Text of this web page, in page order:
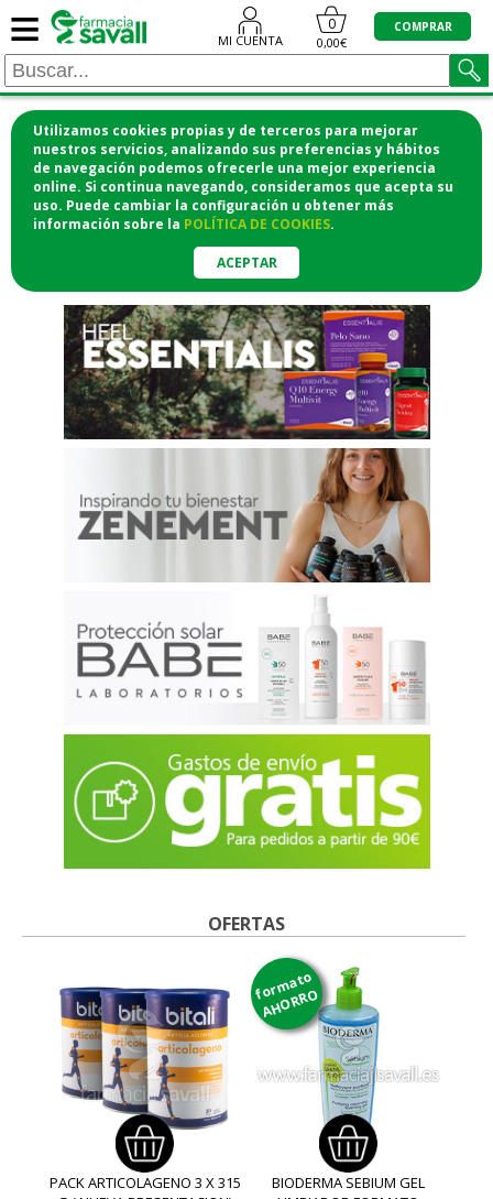
Utilizamos cookies propias y de terceros para mejorar
nuestros servicios, analizando sus preferencias y hábitos
de navegación podemos ofrecerle una mejor experiencia
online. Si continua navegando, consideramos que acepta su
uso. Puede cambiar la configuración u obtener más
información sobre la POLÍTICA DE COOKIES.
ACEPTAR
≡ MI CUENTA
0
0,00€
COMPRAR
¡COMPRA CÓMODAMENTE
DESDE CASA Y RECOGE EN LA
FARMACIA!o si lo prefieres te lo mandamos
a casa
OFERTAS
PACK ARTICOLAGENO 3 X 315
formato
AHORRO
BIODERMA SEBIUM GEL